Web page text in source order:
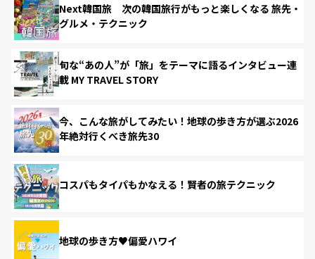
Next韓国旅 次の韓国旅行がもっと楽しくなる 旅先・
グルメ・テクニック
旬な“あの人”が「旅」をテーマに語るインタビュー連
載 MY TRAVEL STORY
今、こんな旅がしてみたい！地球の歩き方が選ぶ2026
年絶対行くべき旅先30
コスパもタイパもかなえる！賢者の旅テクニック
地球の歩き方♥偏愛ハワイ